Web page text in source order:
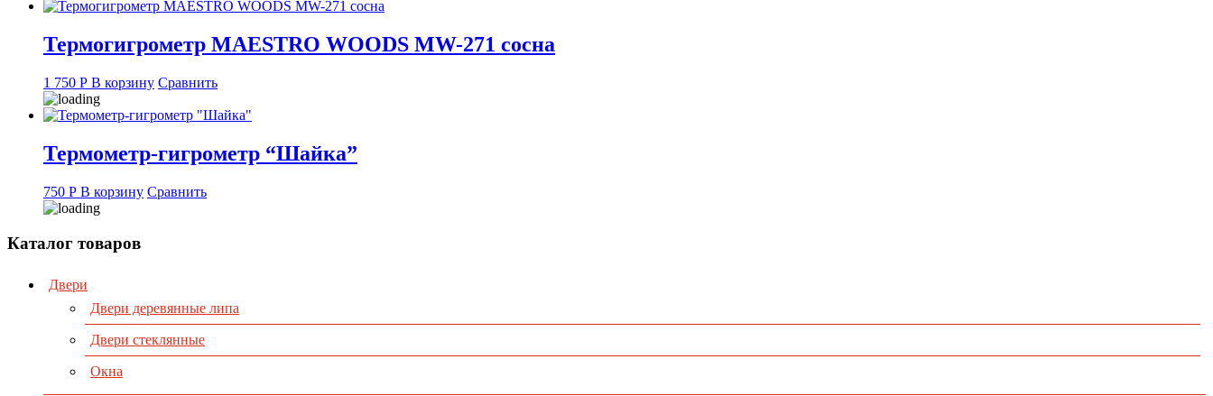
Термогигрометр MAESTRO WOODS MW-271 сосна
1 750 Р В корзину Сравнить
Термометр-гигрометр “Шайка”
750 Р В корзину Сравнить
Каталог товаров
Двери
Двери деревянные липа
Двери стеклянные
Окна